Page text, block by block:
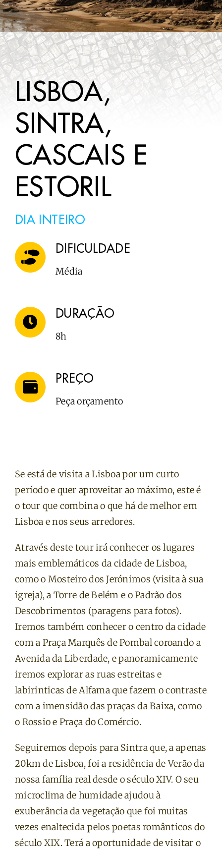
A SABER
CONTACTOS
LISBOA,
SINTRA,
CASCAIS E
ESTORIL
DIA INTEIRO
DIFICULDADE
Média
DURAÇÃO
8h
PREÇO
Peça orçamento
Se está de visita a Lisboa por um curto
período e quer aproveitar ao máximo, este é
o tour que combina o que há de melhor em
Lisboa e nos seus arredores.
Através deste tour irá conhecer os lugares
mais emblemáticos da cidade de Lisboa,
como o Mosteiro dos Jerónimos (visita à sua
igreja), a Torre de Belém e o Padrão dos
Descobrimentos (paragens para fotos).
Iremos também conhecer o centro da cidade
com a Praça Marquês de Pombal coroando a
Avenida da Liberdade, e panoramicamente
iremos explorar as ruas estreitas e
labirinticas de Alfama que fazem o contraste
com a imensidão das praças da Baixa, como
o Rossio e Praça do Comércio.
Seguiremos depois para Sintra que, a apenas
20km de Lisboa, foi a residência de Verão da
nossa família real desde o século XIV. O seu
microclima de humidade ajudou à
exuberância da vegetação que foi muitas
vezes enaltecida pelos poetas românticos do
século XIX. Terá a oportunidade de visitar o